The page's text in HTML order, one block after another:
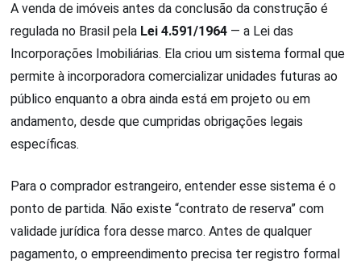
A venda de imóveis antes da conclusão da construção é
regulada no Brasil pela Lei 4.591/1964 — a Lei das
Incorporações Imobiliárias. Ela criou um sistema formal que
permite à incorporadora comercializar unidades futuras ao
público enquanto a obra ainda está em projeto ou em
andamento, desde que cumpridas obrigações legais
específicas.
Para o comprador estrangeiro, entender esse sistema é o
ponto de partida. Não existe “contrato de reserva” com
validade jurídica fora desse marco. Antes de qualquer
pagamento, o empreendimento precisa ter registro formal